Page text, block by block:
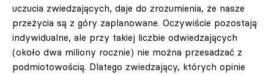
uczucia zwiedzających, daje do zrozumienia, że nasze
przeżycia są z góry zaplanowane. Oczywiście pozostają
indywidualne, ale przy takiej liczbie odwiedzających
(około dwa miliony rocznie) nie można przesadzać z
podmiotowością. Dlatego zwiedzający, których opinie